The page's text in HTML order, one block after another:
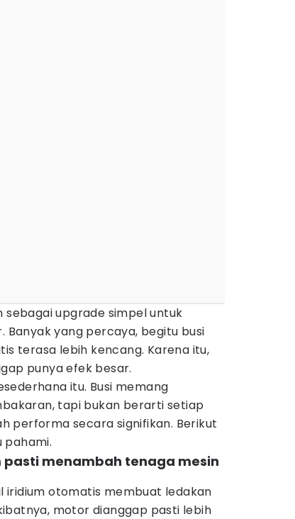
sebagai upgrade simpel untuk
yang percaya, begitu busi
terasa lebih kencang. Karena itu,
punya efek besar.
itu. Busi memang
tapi bukan berarti setiap
performa secara signifikan. Berikut
pahami.
pasti menambah tenaga mesin
iridium otomatis membuat ledakan
motor dianggap pasti lebih